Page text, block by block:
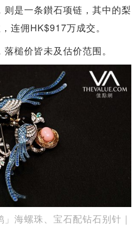
是一条鑚石项链，其中的梨
连佣HK$917万成交。
槌价皆未及估价范围。
海螺珠、宝石配钻石别针｜